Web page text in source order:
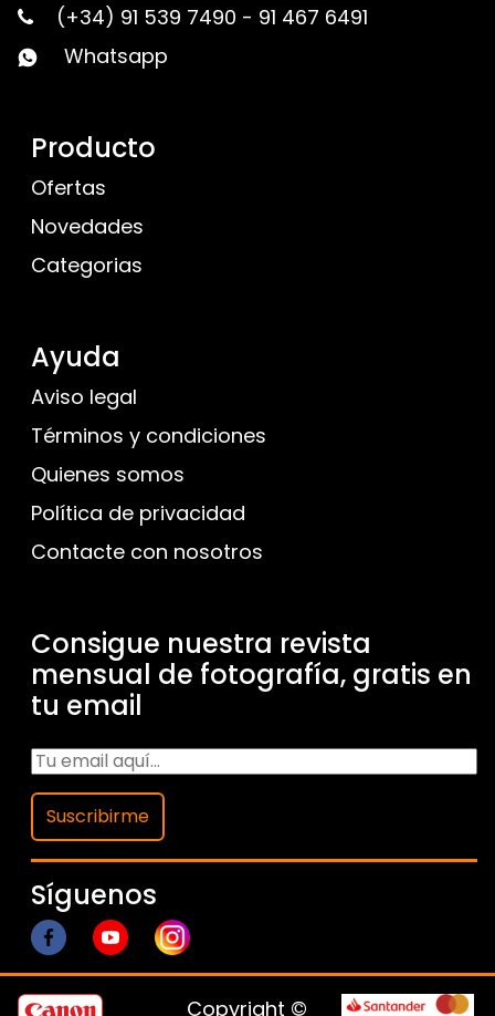
(+34) 91 539 7490 - 91 467 6491
Whatsapp
Producto
Ofertas
Novedades
Categorias
Ayuda
Aviso legal
Términos y condiciones
Quienes somos
Política de privacidad
Contacte con nosotros
Consigue nuestra revista
mensual de fotografía, gratis en
tu email
Suscribirme
Síguenos
Copyright ©